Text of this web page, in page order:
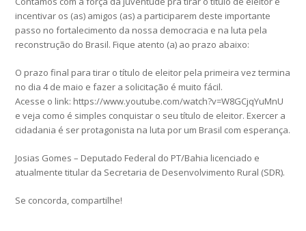
incentivar os (as) amigos (as) a participarem deste importante
passo no fortalecimento da nossa democracia e na luta pela
reconstrução do Brasil. Fique atento (a) ao prazo abaixo:
O prazo final para tirar o título de eleitor pela primeira vez termina
no dia 4 de maio e fazer a solicitação é muito fácil.
Acesse o link: https://www.youtube.com/watch?v=W8GCjqYuMnU
e veja como é simples conquistar o seu título de eleitor. Exercer a
cidadania é ser protagonista na luta por um Brasil com esperança.
Josias Gomes – Deputado Federal do PT/Bahia licenciado e
atualmente titular da Secretaria de Desenvolvimento Rural (SDR).
Se concorda, compartilhe!